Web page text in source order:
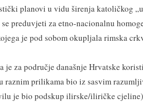
planovi u vidu širenja katoličkog
preduvjeti za etno-nacionalnu
je pod sobom okupljala rimska
je za područje današnje Hrvatske
raznim prilikama bio iz sasvim
je bio podskup ilirske/iliričke